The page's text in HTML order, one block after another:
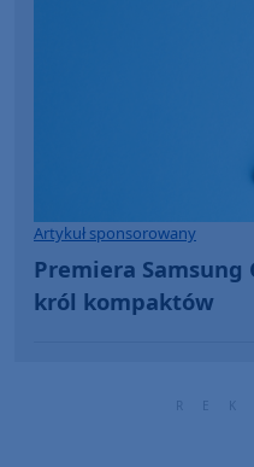
Artykuł sponsorowany
Premiera Samsung
król kompaktów